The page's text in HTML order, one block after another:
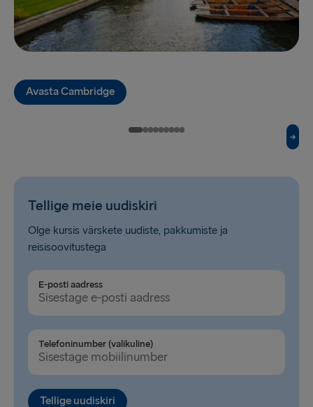
Gdynia → Karlskrona
Holyhead → Dublin
Liverpool → Belfast
Cairnryan → Belfast
Harwich → Hook of Holland
Gothenburg → Frederikshavn
Halmstad → Grenaa
Karlskrona → Gdynia
Dublin → Holyhead
Belfast → Liverpool
Belfast → Cairnryan
Avasta Cambridge
Tellige meie uudiskiri
Olge kursis värskete uudiste, pakkumiste ja
reisisoovitustega
E-posti aadress
Telefoninumber (valikuline)
Tellige uudiskiri